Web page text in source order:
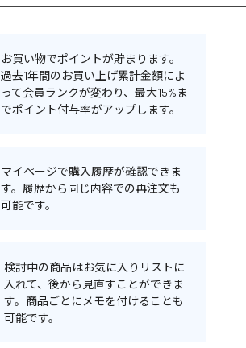
お買い物でポイントが貯まります。
過去1年間のお買い上げ累計金額によ
って会員ランクが変わり、最大15%ま
でポイント付与率がアップします。
マイページで購入履歴が確認できま
す。履歴から同じ内容での再注文も
可能です。
検討中の商品はお気に入りリストに
入れて、後から見直すことができま
す。商品ごとにメモを付けることも
可能です。